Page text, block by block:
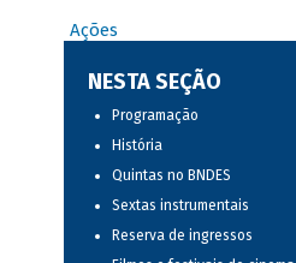
Ações
NESTA SEÇÃO
Programação
História
Quintas no BNDES
Sextas instrumentais
Reserva de ingressos